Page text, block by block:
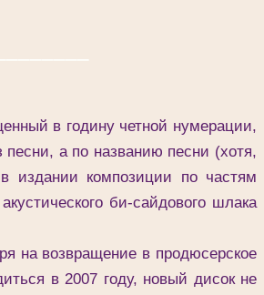
в годину четной нумерации,
а по названию песни (хотя,
издании композиции по частям
би-сайдового шлака
на возвращение в продюсерское
в 2007 году, новый дисок не